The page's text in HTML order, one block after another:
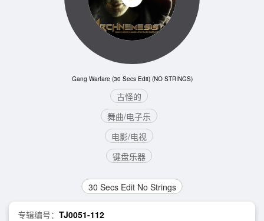
Gang Warfare (30 Secs Edit) (NO STRINGS)
古怪的
舞曲/电子乐
电影/电视
键盘乐器
30 Secs Edit No Strings
专辑编号： TJ0051-112